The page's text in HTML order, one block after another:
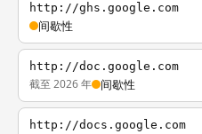
http://ghs.google.com
间歇性
http://doc.google.com
截至 2026 年 间歇性
http://docs.google.com